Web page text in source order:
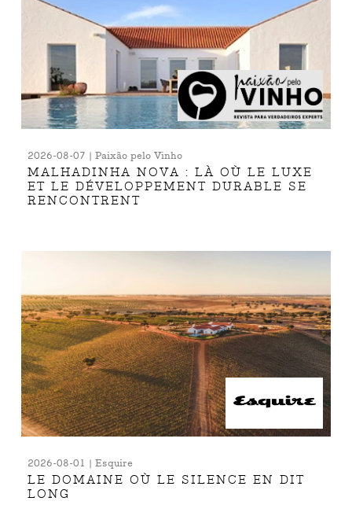
2026-08-07 | Paixão pelo Vinho
MALHADINHA NOVA : LÀ OÙ LE LUXE
ET LE DÉVELOPPEMENT DURABLE SE
RENCONTRENT
2026-08-01 | Esquire
LE DOMAINE OÙ LE SILENCE EN DIT
LONG